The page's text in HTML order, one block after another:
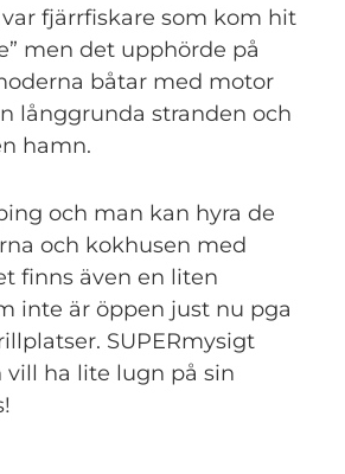
fjärrfiskare som kom hit
men det upphörde på
båtar med motor
långgrunda stranden och
hamn.
och man kan hyra de
och kokhusen med
finns även en liten
inte är öppen just nu pga
SUPERmysigt
ha lite lugn på sin